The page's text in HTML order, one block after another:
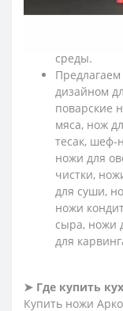
среды.
дизайном
поварские
мяса, нож
тесак, шеф-
ножи для
чистки,
для суши,
ножи
сыра, ножи
для
➤ Где купить
Купить ножи